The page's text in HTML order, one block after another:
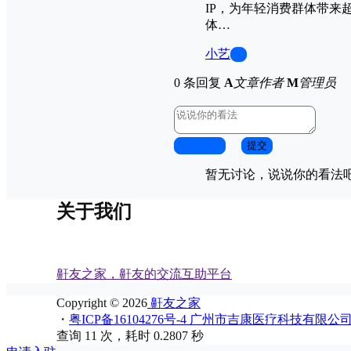
IP，为年轻消费群体带来
体…
小艺
0 条回复 A文章作者 M管理员
提交
暂无讨论，说说你的看法
关于我们
鼾友之家，鼾友的交流互助平台
Copyright © 2026 鼾友之家
・ 粤ICP备16104276号-4 广州市吉康医疗科技有限公司
查询 11 次，耗时 0.2807 秒